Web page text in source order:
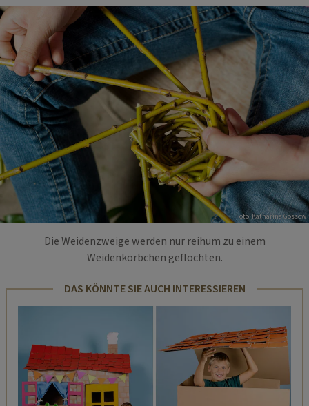
Foto: Katharina Gossow
Die Weidenzweige werden nur reihum zu einem
Weidenkörbchen geflochten.
DAS KÖNNTE SIE AUCH INTERESSIEREN